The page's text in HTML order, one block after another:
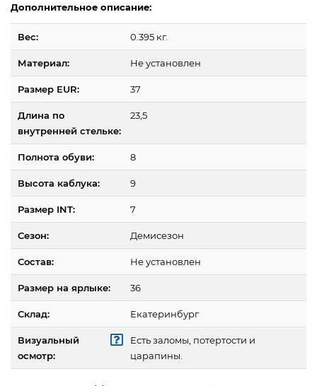
Дополнительное описание:
Вес: 0.395 кг.
Материал: Не установлен
Размер EUR: 37
Длина по
внутренней стельке:
23,5
Полнота обуви: 8
Высота каблука: 9
Размер INT: 7
Сезон: Демисезон
Состав: Не установлен
Размер на ярлыке: 36
Склад: Екатеринбург
Визуальный
осмотр:
Есть заломы, потертости и
царапины.